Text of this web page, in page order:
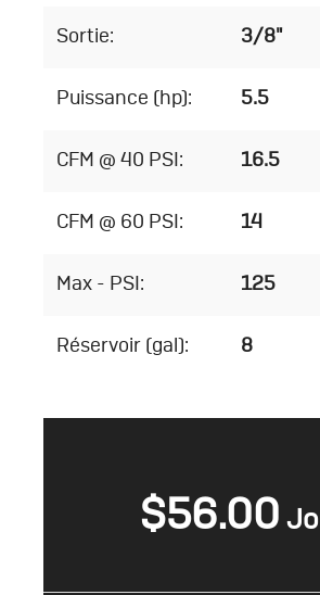
Sortie: 3/8"
Puissance (hp): 5.5
CFM @ 40 PSI: 16.5
CFM @ 60 PSI: 14
Max - PSI: 125
Réservoir (gal): 8
$56.00